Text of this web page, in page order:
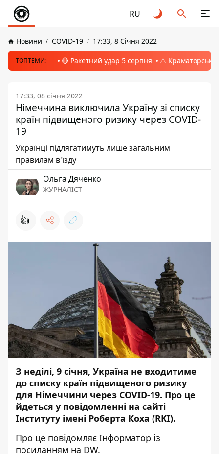
RU
Новини COVID-19 17:33, 8 Січня 2022
ТОПТЕМИ: 🔴 Ракетний удар 5 серпня ⚠️ Краматорськ,
17:33, 08 січня 2022
Німеччина виключила Україну зі списку
країн підвищеного ризику через COVID-
19
Українці підлягатимуть лише загальним
правилам в'їзду
Ольга Дяченко
ЖУРНАЛІСТ
👍
З неділі, 9 січня, Україна не входитиме
до списку країн підвищеного ризику
для Німеччини через COVID-19. Про це
йдеться у повідомленні на сайті
Інституту імені Роберта Коха (RKI).
Про це повідомляє Інформатор із
посиланням на DW.